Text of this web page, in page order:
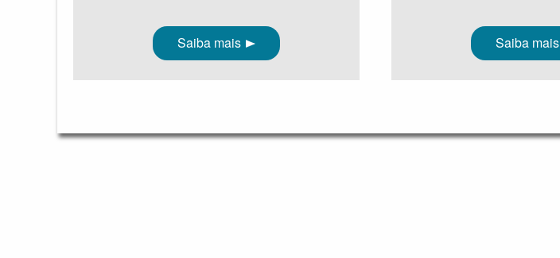
Saiba mais Saiba mais